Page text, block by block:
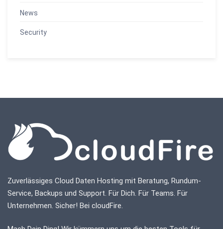
News
Security
Zuverlässiges Cloud Daten Hosting mit Beratung, Rundum-
Service, Backups und Support. Für Dich. Für Teams. Für
Unternehmen. Sicher! Bei cloudFire.